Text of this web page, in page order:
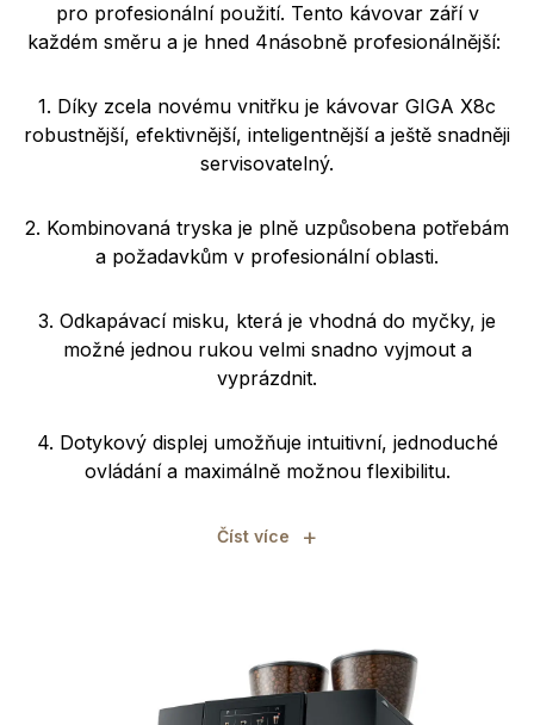
pro profesionální použití. Tento kávovar září v
každém směru a je hned 4násobně profesionálnější:
1. Díky zcela novému vnitřku je kávovar GIGA X8c
robustnější, efektivnější, inteligentnější a ještě snadněji
servisovatelný.
2. Kombinovaná tryska je plně uzpůsobena potřebám
a požadavkům v profesionální oblasti.
3. Odkapávací misku, která je vhodná do myčky, je
možné jednou rukou velmi snadno vyjmout a
vyprázdnit.
4. Dotykový displej umožňuje intuitivní, jednoduché
ovládání a maximálně možnou flexibilitu.
Číst více +